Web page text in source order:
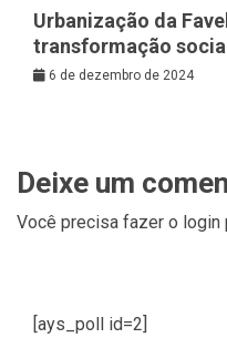
Urbanização da
transformação
6 de dezembro de 2024
Deixe um
Você precisa fazer o login
[ays_poll id=2]